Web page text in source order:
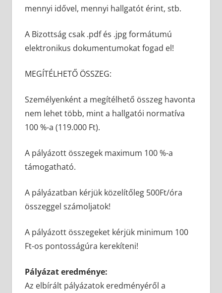
mennyi idővel, mennyi hallgatót érint, stb.
A Bizottság csak .pdf és .jpg formátumú
elektronikus dokumentumokat fogad el!
MEGÍTÉLHETŐ ÖSSZEG:
Személyenként a megítélhető összeg havonta
nem lehet több, mint a hallgatói normatíva
100 %-a (119.000 Ft).
A pályázott összegek maximum 100 %-a
támogatható.
A pályázatban kérjük közelítőleg 500Ft/óra
összeggel számoljatok!
A pályázott összegeket kérjük minimum 100
Ft-os pontosságúra kerekíteni!
Pályázat eredménye:
Az elbírált pályázatok eredményéről a